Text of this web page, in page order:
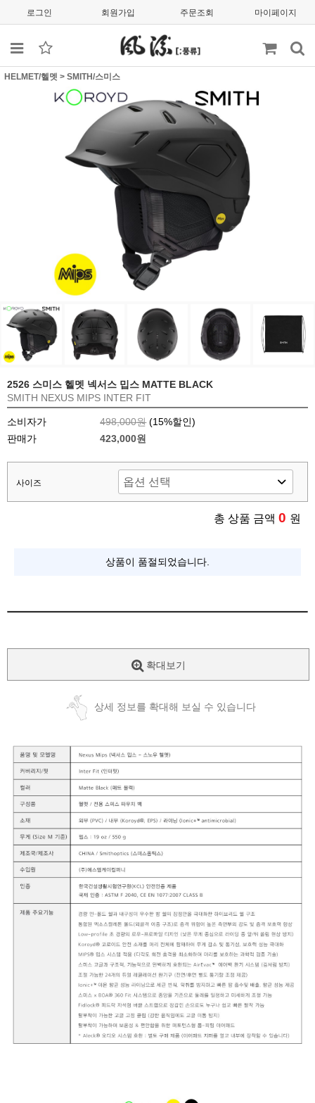
로그인 회원가입 주문조회 마이페이지
HELMET/헬멧 > SMITH/스미스
2526 스미스 헬멧 넥서스 밉스 MATTE BLACK
SMITH NEXUS MIPS INTER FIT
소비자가 498,000원 (15%할인)
판매가
423,000원
사이즈
총 상품 금액 0 원
상품이 품절되었습니다.
확대보기
상세 정보를 확대해 보실 수 있습니다